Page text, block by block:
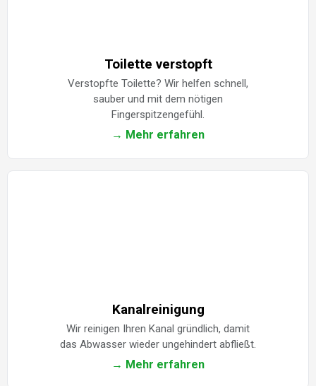
Toilette verstopft
Verstopfte Toilette? Wir helfen schnell,
sauber und mit dem nötigen
Fingerspitzengefühl.
→ Mehr erfahren
Kanalreinigung
Wir reinigen Ihren Kanal gründlich, damit
das Abwasser wieder ungehindert abfließt.
→ Mehr erfahren